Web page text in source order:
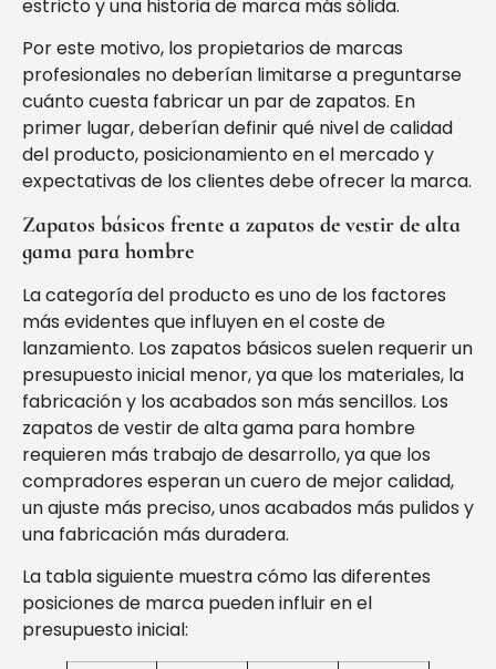
estricto y una historia de marca más sólida.
Por este motivo, los propietarios de marcas
profesionales no deberían limitarse a preguntarse
cuánto cuesta fabricar un par de zapatos. En
primer lugar, deberían definir qué nivel de calidad
del producto, posicionamiento en el mercado y
expectativas de los clientes debe ofrecer la marca.
Zapatos básicos frente a zapatos de vestir de alta
gama para hombre
La categoría del producto es uno de los factores
más evidentes que influyen en el coste de
lanzamiento. Los zapatos básicos suelen requerir un
presupuesto inicial menor, ya que los materiales, la
fabricación y los acabados son más sencillos. Los
zapatos de vestir de alta gama para hombre
requieren más trabajo de desarrollo, ya que los
compradores esperan un cuero de mejor calidad,
un ajuste más preciso, unos acabados más pulidos y
una fabricación más duradera.
La tabla siguiente muestra cómo las diferentes
posiciones de marca pueden influir en el
presupuesto inicial: